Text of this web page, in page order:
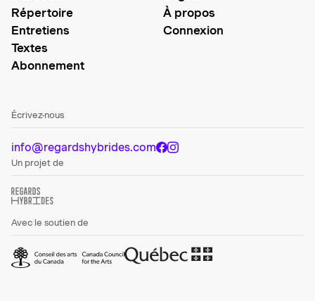
Répertoire
Entretiens
Textes
Abonnement
À propos
Connexion
Écrivez-nous
info@regardshybrides.com
Un projet de
Avec le soutien de